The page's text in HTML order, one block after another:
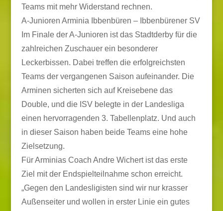
Teams mit mehr Widerstand rechnen.
A-Junioren Arminia Ibbenbüren – Ibbenbürener SV
Im Finale der A-Junioren ist das Stadtderby für die
zahlreichen Zuschauer ein besonderer
Leckerbissen. Dabei treffen die erfolgreichsten
Teams der vergangenen Saison aufeinander. Die
Arminen sicherten sich auf Kreisebene das
Double, und die ISV belegte in der Landesliga
einen hervorragenden 3. Tabellenplatz. Und auch
in dieser Saison haben beide Teams eine hohe
Zielsetzung.
Für Arminias Coach Andre Wichert ist das erste
Ziel mit der Endspielteilnahme schon erreicht.
„Gegen den Landesligisten sind wir nur krasser
Außenseiter und wollen in erster Linie ein gutes